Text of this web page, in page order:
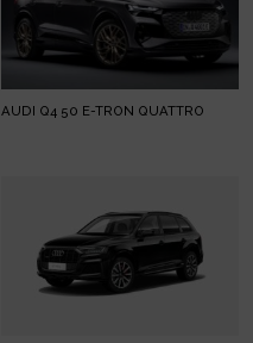
AUDI Q4 50 E-TRON QUATTRO